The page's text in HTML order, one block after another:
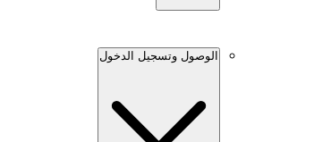
الوصول وتسجيل الدخول